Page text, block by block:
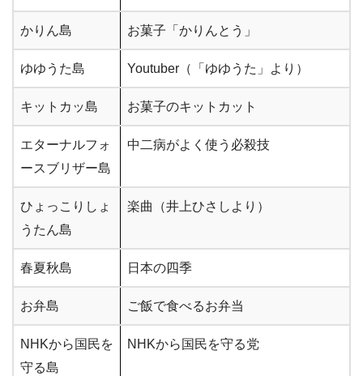
かりん島 お菓子「かりんとう」
ゆゆうた島 Youtuber（「ゆゆうた」より）
キットカッ島 お菓子のキットカット
エターナルフォ
ースブリザー島
中二病がよく使う必殺技
ひょっこりしょ
うたん島
楽曲（井上ひさしより）
春夏秋島 日本の四季
お弁島 ご飯で食べるお弁当
NHKから国民を
守る島
NHKから国民を守る党